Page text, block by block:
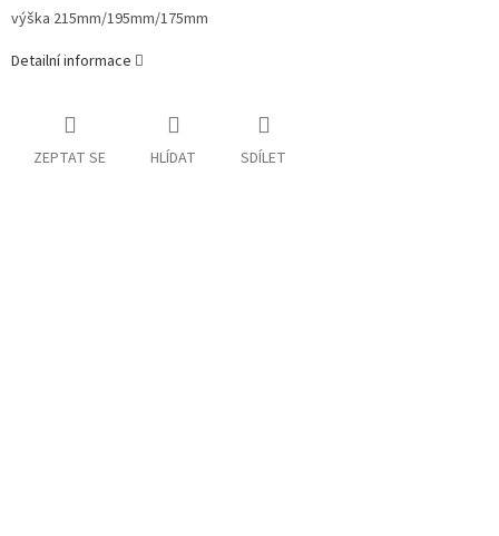
výška 215mm/195mm/175mm
Detailní informace
ZEPTAT SE HLÍDAT SDÍLET